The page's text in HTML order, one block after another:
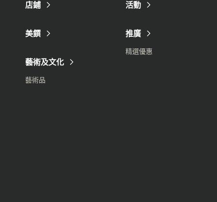
店鋪
美饌
藝術及文化
藝術品
活動
推廣
精選優惠